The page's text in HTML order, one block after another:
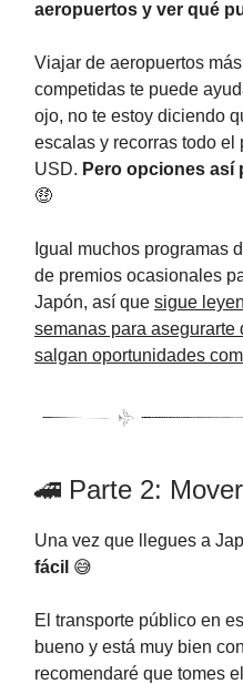
aeropuertos y ver qué
Viajar de aeropuertos
competidas te puede
ojo, no te estoy diciendo
escalas y recorras todo el
USD. Pero opciones así
🤑
Igual muchos programas
de premios ocasionales
Japón, así que sigue
semanas para asegurarte
salgan oportunidades
🚄 Parte 2:
Una vez que llegues a
fácil 😅
El transporte público en
bueno y está muy bien
recomendaré que tomes